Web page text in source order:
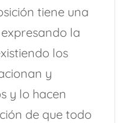
tiene una
la
los
y
y lo hacen
de que todo